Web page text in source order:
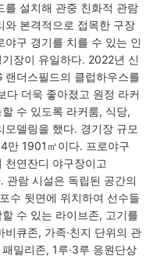
를 설치해 관중 친화적 관람
와 본격적으로 접목한 구장
구 경기를 치를 수 있는 인
장이 유일하다. 2022년 신
더스필드의 클럽하우스를
다 더욱 좋아졌고 원정 라커
수 있도록 라커룸, 식당,
모델링을 했다. 경기장 규모
만 1901㎡이다. 프로야구
천연잔디 야구장이고
람 시설은 독립된 공간의
수 뒷면에 위치하여 선수들
수 있는 라이브존, 고기를
큐존, 가족·친지 단위의 관
밀리존, 1루·3루 응원단상